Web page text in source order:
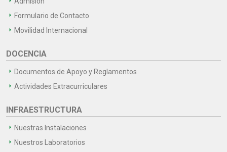
Formulario de Contacto
Movilidad Internacional
DOCENCIA
Documentos de Apoyo y Reglamentos
Actividades Extracurriculares
INFRAESTRUCTURA
Nuestras Instalaciones
Nuestros Laboratorios